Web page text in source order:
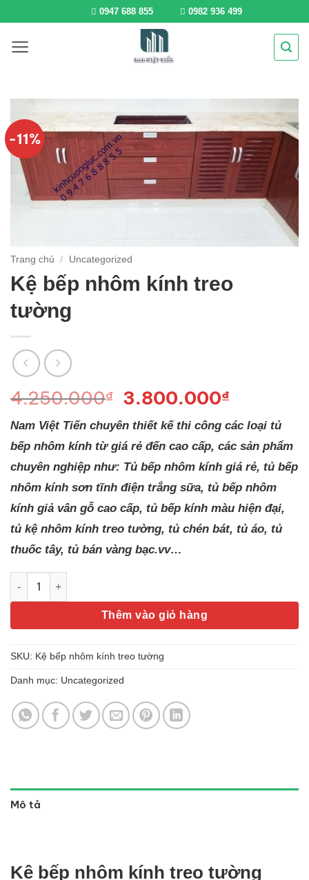
nội
0947 688 855 0982 936 499
-11%
Trang chủ / Uncategorized
Kệ bếp nhôm kính treo
tường
4.250.000₫ Giá
gốc
là:
4.250.000₫.
3.800.000₫Giá
hiện
tại
là:
Nam Việt Tiến chuyên thiết kế thi công các loại tủ
bếp nhôm kính từ giá rẻ đến cao cấp, các sản phẩm
chuyên nghiệp như: Tủ bếp nhôm kính giá rẻ, tủ bếp
nhôm kính sơn tĩnh điện trắng sữa, tủ bếp nhôm
kính giả vân gỗ cao cấp, tủ bếp kính màu hiện đại,
tủ kệ nhôm kính treo tường, tủ chén bát, tủ áo, tủ
thuốc tây, tủ bán vàng bạc.vv…
Kệ bếp nhôm kính treo tường số lượng
Thêm vào giỏ hàng
SKU: Kệ bếp nhôm kính treo tường
Danh mục: Uncategorized
Mô tả
Kệ bếp nhôm kính treo tường